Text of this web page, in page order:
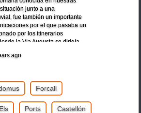
junto a una
fue también un importante
por el que pasaba un
por los itinerarios
la Vía Augusta se dirigía
ago
Forcall
Ports Castellón